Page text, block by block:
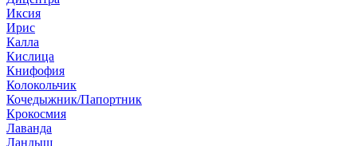
Иксия
Ирис
Калла
Кислица
Книфофия
Колокольчик
Кочедыжник/Папортник
Крокосмия
Лаванда
Ландыш